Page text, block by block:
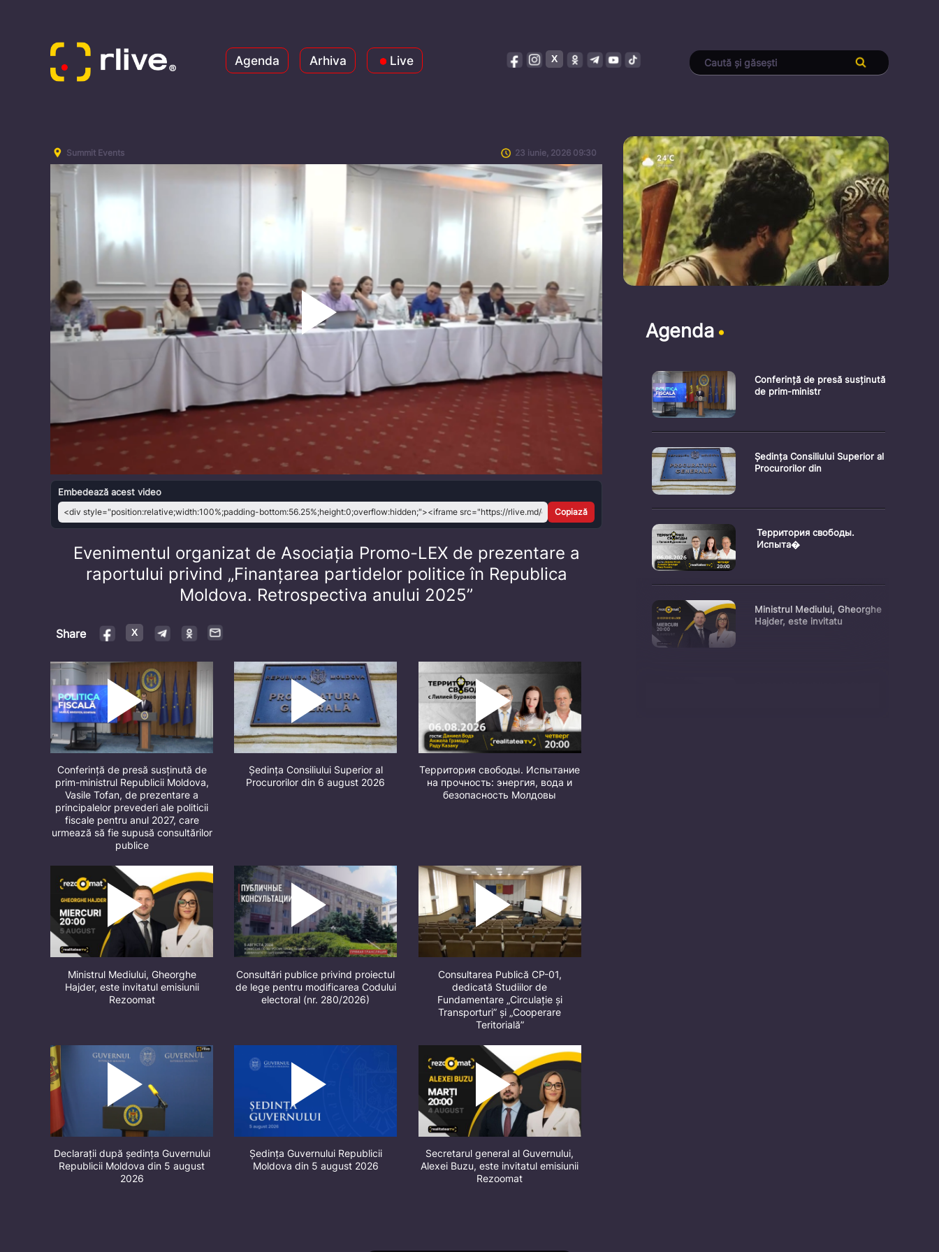
Agenda Arhiva Live
Summit Events 23 iunie, 2026 09:30
Play
Video
Embedează acest video
Copiază
Evenimentul organizat de Asociația Promo-LEX de prezentare a
raportului privind „Finanțarea partidelor politice în Republica
Moldova. Retrospectiva anului 2025”
Share
Conferință de presă susținută de
prim-ministrul Republicii Moldova,
Vasile Tofan, de prezentare a
principalelor prevederi ale politicii
fiscale pentru anul 2027, care
urmează să fie supusă consultărilor
publice
Ședința Consiliului Superior al
Procurorilor din 6 august 2026
Территория свободы. Испытание
на прочность: энергия, вода и
безопасность Молдовы
Ministrul Mediului, Gheorghe
Hajder, este invitatul emisiunii
Rezoomat
Consultări publice privind proiectul
de lege pentru modificarea Codului
electoral (nr. 280/2026)
Consultarea Publică CP-01,
dedicată Studiilor de
Fundamentare „Circulație și
Transporturi” și „Cooperare
Teritorială”
Declarații după ședința Guvernului
Republicii Moldova din 5 august
2026
Ședința Guvernului Republicii
Moldova din 5 august 2026
Secretarul general al Guvernului,
Alexei Buzu, este invitatul emisiunii
Rezoomat
Agenda
Conferință de presă susținută
de prim-ministr
Ședința Consiliului Superior al
Procurorilor din
Территория свободы.
Испыта�
Ministrul Mediului, Gheorghe
Hajder, este invitatu